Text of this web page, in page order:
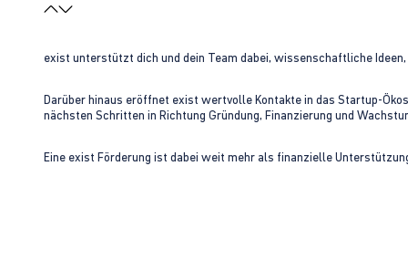
exist unterstützt dich und dein Team dabei, wissenschaftliche
Darüber hinaus eröffnet exist wertvolle Kontakte in das Startup-
nächsten Schritten in Richtung Gründung, Finanzierung und
Eine exist Förderung ist dabei weit mehr als finanzielle